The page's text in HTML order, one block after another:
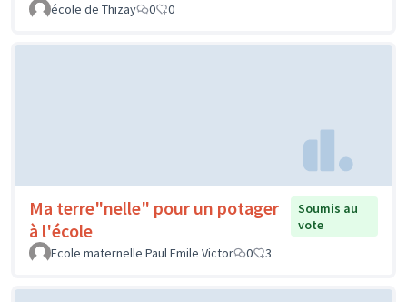
école de Thizay
0 0
Ma terre"nelle" pour un potager
à l'école
Soumis au
vote
Ecole maternelle Paul Emile Victor
0 3